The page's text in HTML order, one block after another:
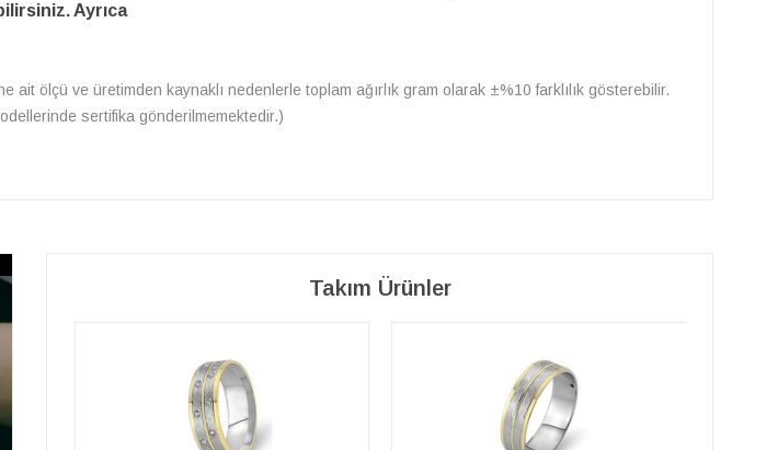
Ayrıca
ölçü ve üretimden kaynaklı nedenlerle toplam ağırlık gram olarak ±%10 farklılık gösterebilir.
sertifika gönderilmemektedir.)
Takım Ürünler